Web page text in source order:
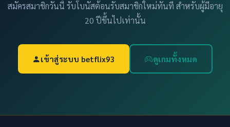
สมัครสมาชิกวันนี้ รับโบนัสต้อนรับสมาชิกใหม่ทันที สำหรับผู้มีอายุ
20 ปีขึ้นไปเท่านั้น
เข้าสู่ระบบ betflix93 ดูเกมทั้งหมด